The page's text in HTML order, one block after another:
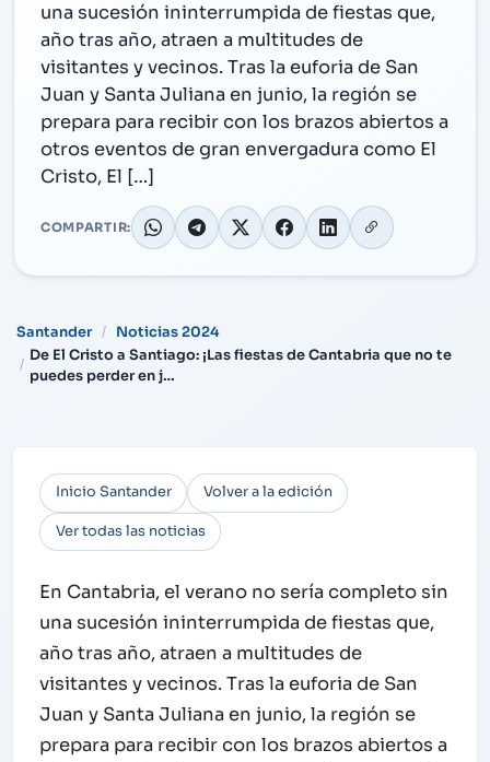
una sucesión ininterrumpida de fiestas que,
año tras año, atraen a multitudes de
visitantes y vecinos. Tras la euforia de San
Juan y Santa Juliana en junio, la región se
prepara para recibir con los brazos abiertos a
otros eventos de gran envergadura como El
Cristo, El […]
COMPARTIR:
Santander
Noticias 2024
De El Cristo a Santiago: ¡Las fiestas de Cantabria que no te
puedes perder en j…
Inicio Santander Volver a la edición
Ver todas las noticias
En Cantabria, el verano no sería completo sin
una sucesión ininterrumpida de fiestas que,
año tras año, atraen a multitudes de
visitantes y vecinos. Tras la euforia de San
Juan y Santa Juliana en junio, la región se
prepara para recibir con los brazos abiertos a